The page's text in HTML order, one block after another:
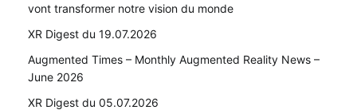
vont transformer notre vision du monde
XR Digest du 19.07.2026
Augmented Times – Monthly Augmented Reality News –
June 2026
XR Digest du 05.07.2026